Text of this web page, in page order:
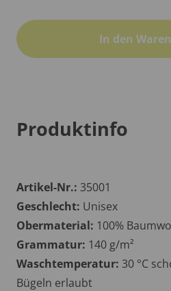
In den
Produktinfo
Artikel-Nr.: 35001
Geschlecht: Unisex
Obermaterial: 100%
Grammatur: 140 g/m²
Waschtemperatur: 30 °C
Bügeln erlaubt